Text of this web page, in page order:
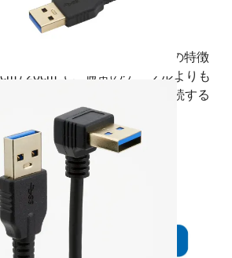
ヤ）の短いUSB 3.0ケーブル
ヤ）の短いUSB 3.0Iケーブルの特徴
/ 20cm で、通常のケーブルよりも
での配線や、複数の機器を接続する
ることがありません。